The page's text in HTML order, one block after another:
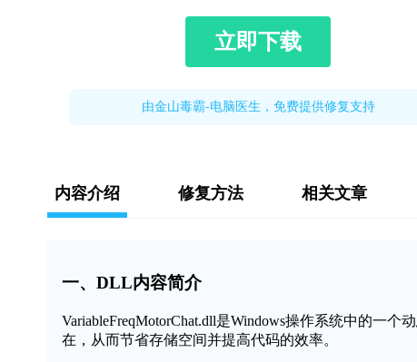
立即下载
由金山毒霸-电脑医生，免费提供修复支持
内容介绍 修复方法 相关文章
一、DLL内容简介
VariableFreqMotorChat.dll是Windows操作系统中的一
在，从而节省存储空间并提高代码的效率。